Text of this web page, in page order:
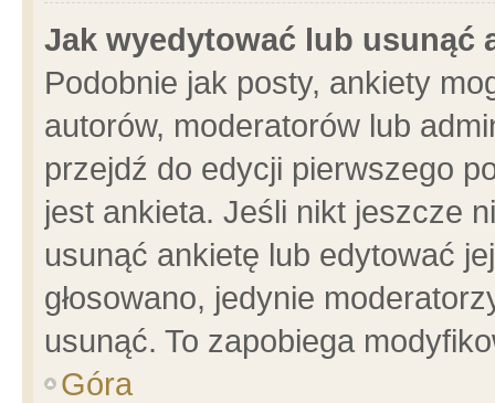
Jak wyedytować lub usunąć
Podobnie jak posty, ankiety
autorów, moderatorów lub
przejdź do edycji pierwszego
jest ankieta. Jeśli nikt jeszcze
usunąć ankietę lub edytować
głosowano, jedynie
usunąć. To zapobiega
Góra